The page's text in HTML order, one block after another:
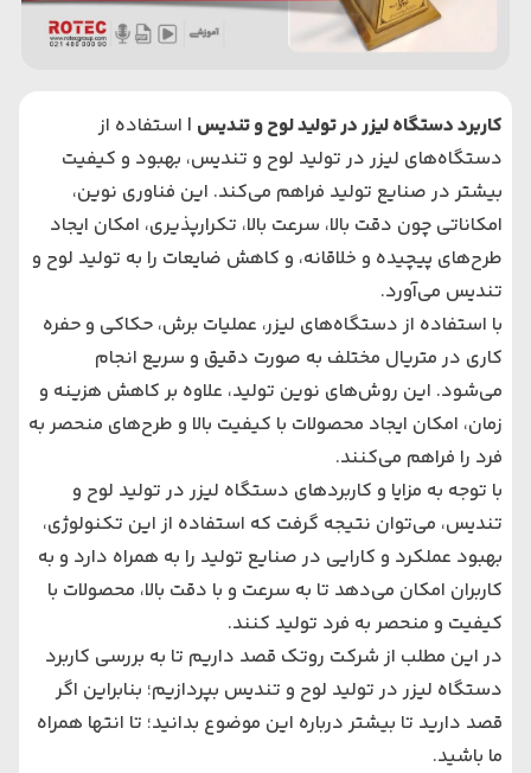
کاربرد دستگاه لیزر در تولید لوح و تندیس | استفاده از
دستگاه‌های لیزر در تولید لوح و تندیس، بهبود و کیفیت
بیشتر در صنایع تولید فراهم می‌کند. این فناوری نوین،
امکاناتی چون دقت بالا، سرعت بالا، تکرارپذیری، امکان ایجاد
طرح‌های پیچیده و خلاقانه، و کاهش ضایعات را به تولید لوح و
تندیس می‌آورد.
با استفاده از دستگاه‌های لیزر، عملیات برش، حکاکی و حفره‌
کاری در متریال مختلف به صورت دقیق و سریع انجام
می‌شود. این روش‌های نوین تولید، علاوه بر کاهش هزینه و
زمان، امکان ایجاد محصولات با کیفیت بالا و طرح‌های منحصر به
فرد را فراهم می‌کنند.
با توجه به مزایا و کاربردهای دستگاه لیزر در تولید لوح و
تندیس، می‌توان نتیجه گرفت که استفاده از این تکنولوژی،
بهبود عملکرد و کارایی در صنایع تولید را به همراه دارد و به
کاربران امکان می‌دهد تا به سرعت و با دقت بالا، محصولات با
کیفیت و منحصر به فرد تولید کنند.
در این مطلب از شرکت روتک قصد داریم تا به بررسی کاربرد
دستگاه لیزر در تولید لوح و تندیس بپردازیم؛ بنابراین اگر
قصد دارید تا بیشتر درباره این موضوع بدانید؛ تا انتها همراه
ما باشید.